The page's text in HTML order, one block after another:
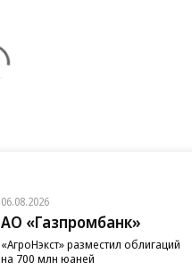
06.08.2026
АО «Газпромбанк»
«АгроНэкст» разместил облигаций
на 700 млн юаней